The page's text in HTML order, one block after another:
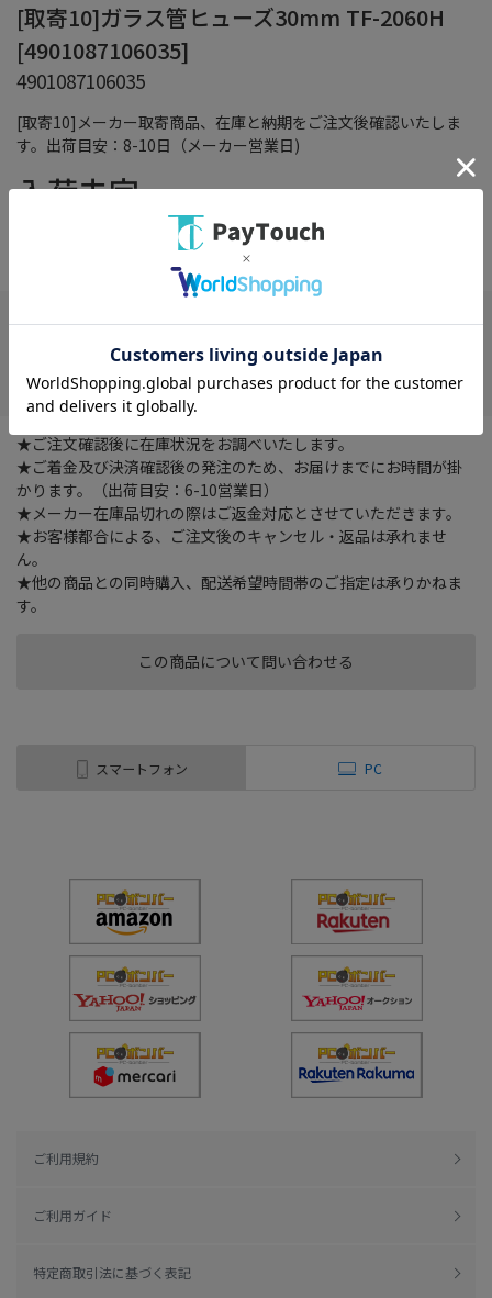
[取寄10]メーカー取寄商品、在庫と納期をご注文後確認いたしま
す。出荷目安：8-10日（メーカー営業日)
[取寄10]ガラス管ヒューズ30mm TF-2060H
[4901087106035]
4901087106035
入荷未定
この商品について問い合わせる
在庫がありません
★ご注文確認後に在庫状況をお調べいたします。
★ご着金及び決済確認後の発注のため、お届けまでにお時間が掛
かります。（出荷目安：6-10営業日）
★メーカー在庫品切れの際はご返金対応とさせていただきます。
★お客様都合による、ご注文後のキャンセル・返品は承れませ
ん。
★他の商品との同時購入、配送希望時間帯のご指定は承りかねま
す。
スマートフォン PC
ご利用規約
ご利用ガイド
特定商取引法に基づく表記